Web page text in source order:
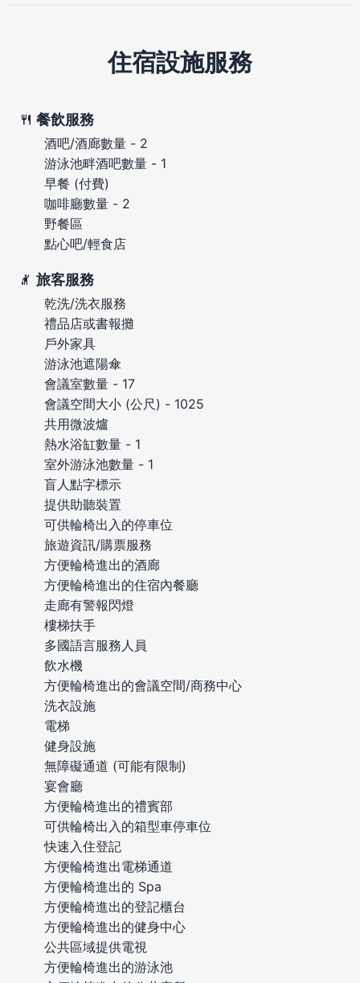
住宿設施服務
餐飲服務
酒吧/酒廊數量 - 2
游泳池畔酒吧數量 - 1
早餐 (付費)
咖啡廳數量 - 2
野餐區
點心吧/輕食店
旅客服務
乾洗/洗衣服務
禮品店或書報攤
戶外家具
游泳池遮陽傘
會議室數量 - 17
會議空間大小 (公尺) - 1025
共用微波爐
熱水浴缸數量 - 1
室外游泳池數量 - 1
盲人點字標示
提供助聽裝置
可供輪椅出入的停車位
旅遊資訊/購票服務
方便輪椅進出的酒廊
方便輪椅進出的住宿內餐廳
走廊有警報閃燈
樓梯扶手
多國語言服務人員
飲水機
方便輪椅進出的會議空間/商務中心
洗衣設施
電梯
健身設施
無障礙通道 (可能有限制)
宴會廳
方便輪椅進出的禮賓部
可供輪椅出入的箱型車停車位
快速入住登記
方便輪椅進出電梯通道
方便輪椅進出的 Spa
方便輪椅進出的登記櫃台
方便輪椅進出的健身中心
公共區域提供電視
方便輪椅進出的游泳池